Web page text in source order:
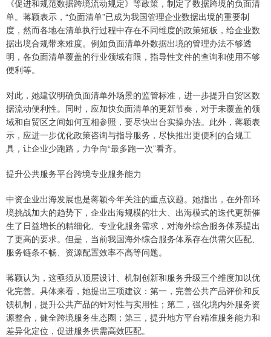
《促进和规范数据跨境流动规定》等政策，制定了数据跨境的负面清
单。蒋颖表示，“负面清单”已成为我国管理企业数据出境的重要制
度，然而各地在清单执行过程中存在不同维度的政策短板，给企业数
据出境合规带来难度。例如负面清单外数据出境的管理办法不够透
明，各负面清单覆盖的行业领域有限，指导性文件的查询和使用不够
便利等。
对此，她建议明确负面清单外场景的监管标准，进一步提升自贸区数
据流动便利性。同时，应加快负面清单的更新节奏，对于未覆盖的领
域和自贸区之间如何互相参照，要尽快出台实操办法。此外，蒋颖表
示，应进一步优化政策咨询与指导服务，尽快推出更便利的合规工
具，让企业少跑路，力争向“最多跑一次”看齐。
提升公共服务平台跨境专业服务能力
中资企业出海发展也是蒋颖今年关注的重点议题。她指出，在外部环
境挑战加大的趋势下，企业出海规模的壮大、出海模式的迭代更新催
生了日益增长的精细化、专业化服务需求，对海外综合服务体系提出
了更高的要求。但是，当前我国海外综合服务体系存在供需欠匹配、
服务链条不畅、资源配置效率不高等问题。
蒋颖认为，这亟须从顶层设计、机制创新和服务升级三个维度加以优
化完善。具体来看，她提出三项建议：第一，完善公共产品评价和反
馈机制，提升公共产品的针对性与实用性；第二，强化境内外服务资
源整合，健全跨境服务生态圈；第三，提升地方平台精准服务能力和
差异化定位，促进服务供需高效匹配。